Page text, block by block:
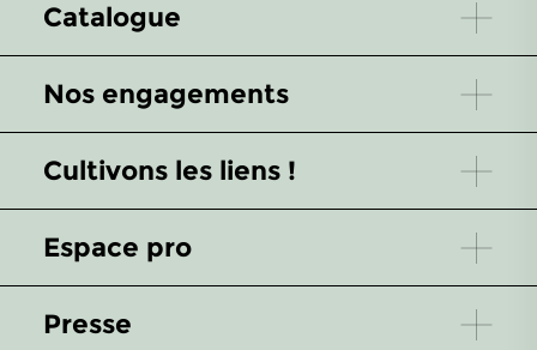
Catalogue
Nos engagements
Cultivons les liens !
Espace pro
Presse